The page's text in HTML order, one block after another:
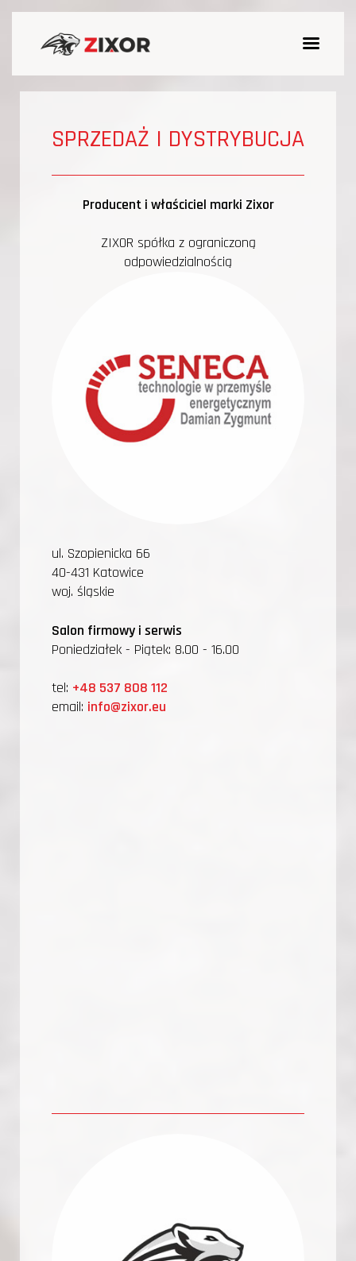
SPRZEDAŻ I DYSTRYBUCJA
Producent i właściciel marki Zixor
ZIXOR spółka z ograniczoną
odpowiedzialnością
ul. Szopienicka 66
40-431 Katowice
woj. śląskie
Salon firmowy i serwis
Poniedziałek - Piątek: 8.00 - 16.00
tel: +48 537 808 112
email: info@zixor.eu